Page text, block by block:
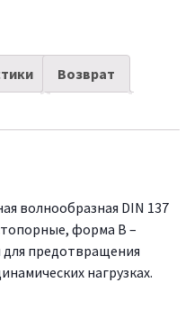
Возврат
волнообразная DIN 137
форма В –
предотвращения
нагрузках.